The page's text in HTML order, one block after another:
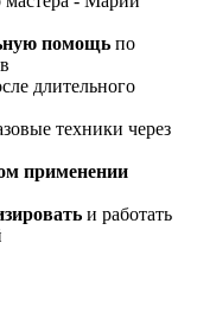
помощь по
длительного
техники через
применении
и работать